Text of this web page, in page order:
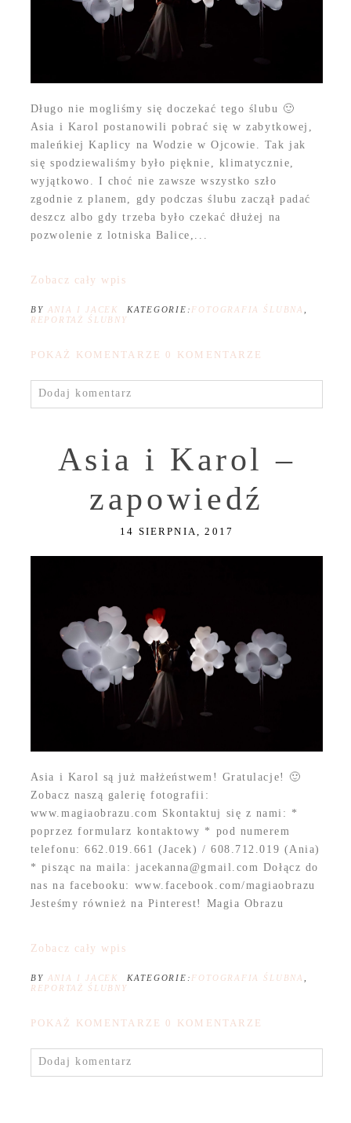
Długo nie mogliśmy się doczekać tego ślubu 🙂
Asia i Karol postanowili pobrać się w zabytkowej,
maleńkiej Kaplicy na Wodzie w Ojcowie. Tak jak
się spodziewaliśmy było pięknie, klimatycznie,
wyjątkowo. I choć nie zawsze wszystko szło
zgodnie z planem, gdy podczas ślubu zaczął padać
deszcz albo gdy trzeba było czekać dłużej na
pozwolenie z lotniska Balice,...
Zobacz cały wpis
BY ANIA I JACEK KATEGORIE: FOTOGRAFIA ŚLUBNA
REPORTAŻ ŚLUBNY
POKAŻ KOMENTARZE 0 KOMENTARZE
Dodaj komentarz
Asia i Karol –
zapowiedź
14 SIERPNIA, 2017
Asia i Karol są już małżeństwem! Gratulacje! 🙂
Zobacz naszą galerię fotografii:
www.magiaobrazu.com Skontaktuj się z nami: *
poprzez formularz kontaktowy * pod numerem
telefonu: 662.019.661 (Jacek) / 608.712.019 (Ania)
* pisząc na maila: jacekanna@gmail.com Dołącz do
nas na facebooku: www.facebook.com/magiaobrazu
Jesteśmy również na Pinterest! Magia Obrazu
Zobacz cały wpis
BY ANIA I JACEK KATEGORIE: FOTOGRAFIA ŚLUBNA
REPORTAŻ ŚLUBNY
POKAŻ KOMENTARZE 0 KOMENTARZE
Dodaj komentarz